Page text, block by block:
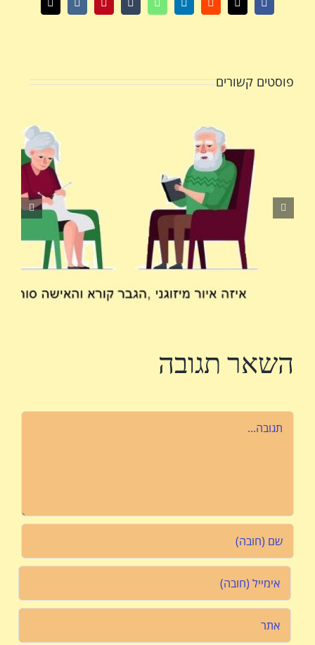
Facebook
X
Reddit
LinkedIn
WhatsApp
Tumblr
Pinterest
Vk
כתובת
דואר
פוסטים קשורים
השאר תגובה